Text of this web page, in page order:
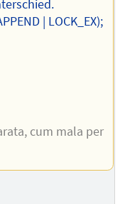
| LOCK_EX);
cum mala per